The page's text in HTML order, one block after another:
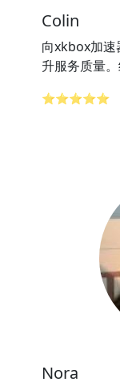
Colin
向xkbox加速
升服务质量
⭐⭐⭐⭐⭐
Nora